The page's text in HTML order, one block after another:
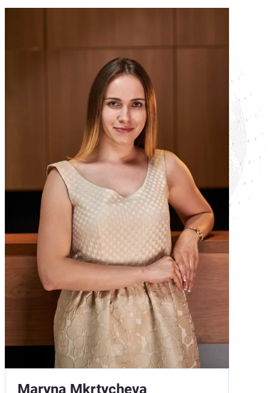
Maryna Mkrtycheva